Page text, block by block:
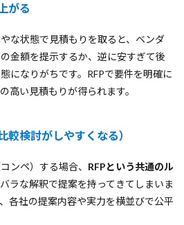
がる
な状態で見積もりを取ると、ベンダ
金額を提示するか、逆に安すぎて後
になりがちです。RFPで要件を明確に
高い見積もりが得られます。
較検討がしやすくなる）
ンペ）する場合、 RFPという共通のル
ラな解釈で提案を持ってきてしまいま
各社の提案内容や実力を横並びで公平